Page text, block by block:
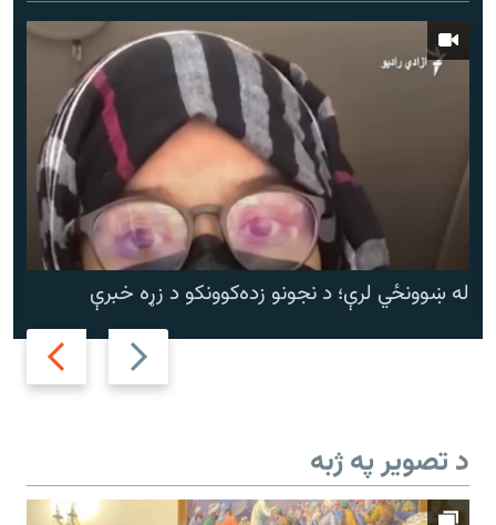
Previous
slide
Next
slide
له ښوونځي لرې؛ د نجونو زده‌کوونکو د زړه خبرې
د تصویر په ژبه